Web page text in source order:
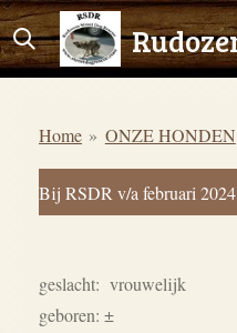
Ga
direct
hoofdinhoud
Home » ONZE HONDEN
Bij RSDR v/a februari 2024
geslacht: vrouwelijk
geboren: ±